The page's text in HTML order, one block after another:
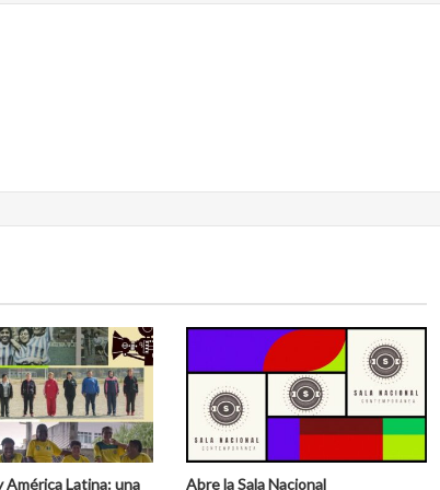
América Latina: una Abre la Sala Nacional